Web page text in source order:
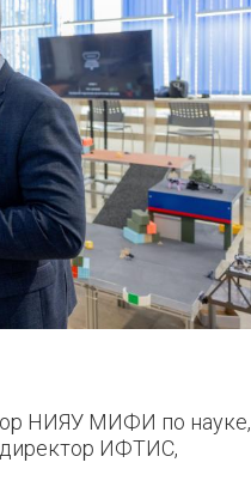
НИЯУ МИФИ по науке,
директор ИФТИС,